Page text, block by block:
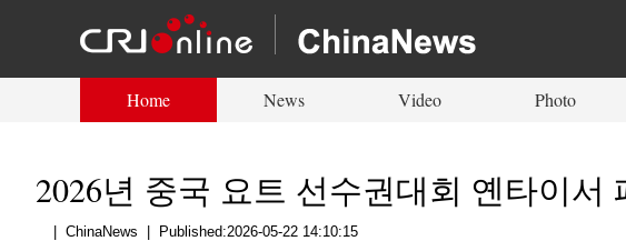
Home News Video Photo
2026년 중국 요트 선수권대회 옌타이서
ChinaNews Published:2026-05-22 14:10:15